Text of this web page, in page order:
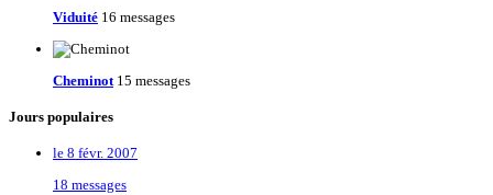
Viduité 16 messages
Cheminot 15 messages
Jours populaires
le 8 févr. 2007
18 messages